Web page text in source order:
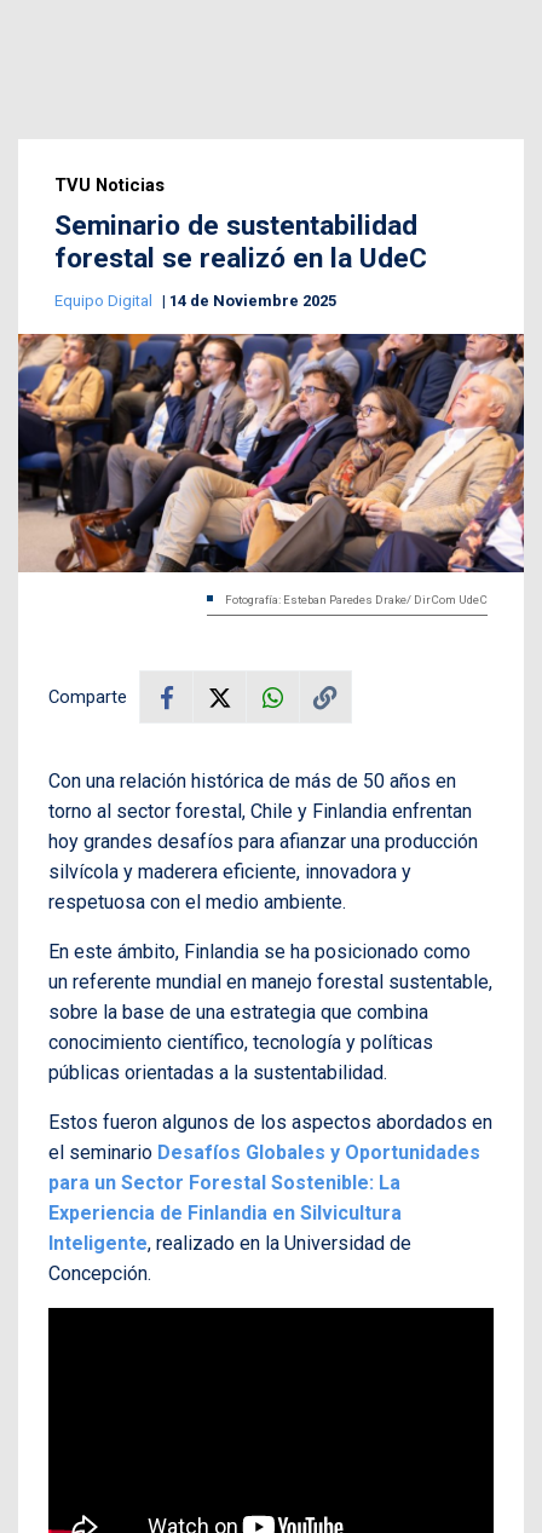
TVU Noticias
Seminario de sustentabilidad
forestal se realizó en la UdeC
Equipo Digital 14 de Noviembre 2025
Fotografía: Esteban Paredes Drake/ DirCom UdeC
Comparte
Con una relación histórica de más de 50 años en
torno al sector forestal, Chile y Finlandia enfrentan
hoy grandes desafíos para afianzar una producción
silvícola y maderera eficiente, innovadora y
respetuosa con el medio ambiente.
En este ámbito, Finlandia se ha posicionado como
un referente mundial en manejo forestal sustentable,
sobre la base de una estrategia que combina
conocimiento científico, tecnología y políticas
públicas orientadas a la sustentabilidad.
Estos fueron algunos de los aspectos abordados en
el seminario Desafíos Globales y Oportunidades
para un Sector Forestal Sostenible: La
Experiencia de Finlandia en Silvicultura
Inteligente, realizado en la Universidad de
Concepción.